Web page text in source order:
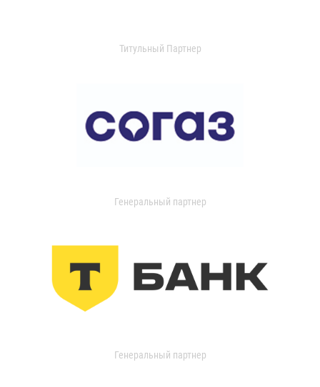
Титульный Партнер
Генеральный партнер
Генеральный партнер